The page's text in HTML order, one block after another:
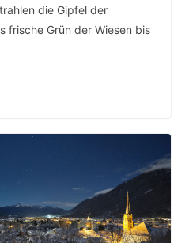
die Gipfel der
frische Grün der Wiesen bis